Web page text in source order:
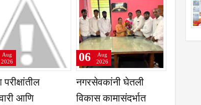
रात्री सात ते नऊ पर्यंत
मोबाईल व टीव्ही बंद,
06
Aug
2026
कृषिउत्पन्न बाजार समिती,
तुळजापूर ज्वारी व गहू या
06
Aug
2026